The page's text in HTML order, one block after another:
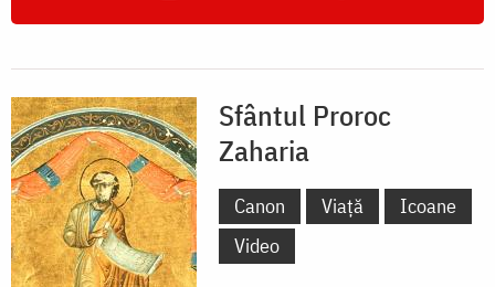
Sfântul Proroc
Zaharia
Canon Viață
Icoane
Video